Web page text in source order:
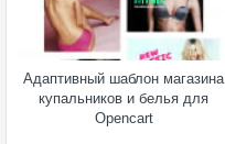
Адаптивный шаблон магазина
купальников и белья для
Opencart